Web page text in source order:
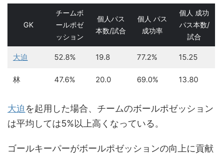
GK
チームボ
ールポゼ
ッション
個人パス
本数/試合
個人 パス
成功率
個人 成功
パス本数/
試合
大迫 52.8% 19.8 77.2% 15.25
林 47.6% 20.0 69.0% 13.80
大迫 を起用した場合、チームのボールポゼッション
は平均しては5%以上高くなっている。
ゴールキーパーがボールポゼッションの向上に貢献